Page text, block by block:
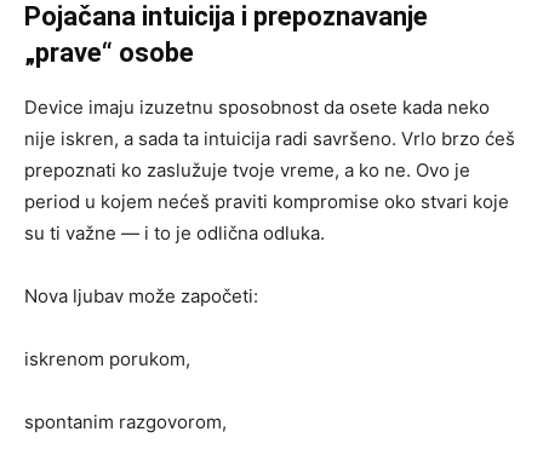
Pojačana intuicija i prepoznavanje
„prave“ osobe
Device imaju izuzetnu sposobnost da osete kada neko
nije iskren, a sada ta intuicija radi savršeno. Vrlo brzo ćeš
prepoznati ko zaslužuje tvoje vreme, a ko ne. Ovo je
period u kojem nećeš praviti kompromise oko stvari koje
su ti važne — i to je odlična odluka.
Nova ljubav može započeti:
iskrenom porukom,
spontanim razgovorom,